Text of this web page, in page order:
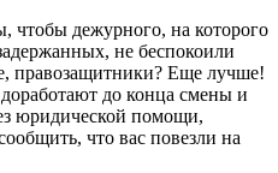
чтобы дежурного, на которого
не беспокоили
правозащитники? Еще лучше!
до конца смены и
юридической помощи,
что вас повезли на